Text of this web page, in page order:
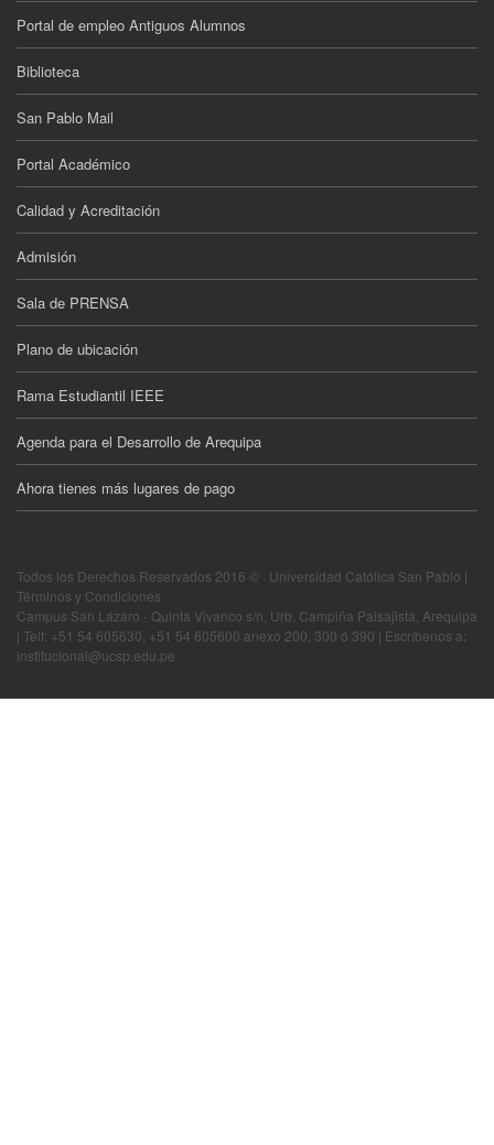
Portal de empleo Antiguos Alumnos
Biblioteca
San Pablo Mail
Portal Académico
Calidad y Acreditación
Admisión
Sala de PRENSA
Plano de ubicación
Rama Estudiantil IEEE
Agenda para el Desarrollo de Arequipa
Ahora tienes más lugares de pago
Todos los Derechos Reservados 2016 © · Universidad Católica San Pablo |
Términos y Condiciones
Campus San Lázaro - Quinta Vivanco s/n, Urb. Campiña Paisajista, Arequipa
| Telf: +51 54 605630, +51 54 605600 anexo 200, 300 ó 390 | Escríbenos a:
institucional@ucsp.edu.pe